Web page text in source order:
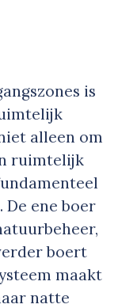
is
alleen om
ruimtelijk
De ene boer
boert
maakt
natte